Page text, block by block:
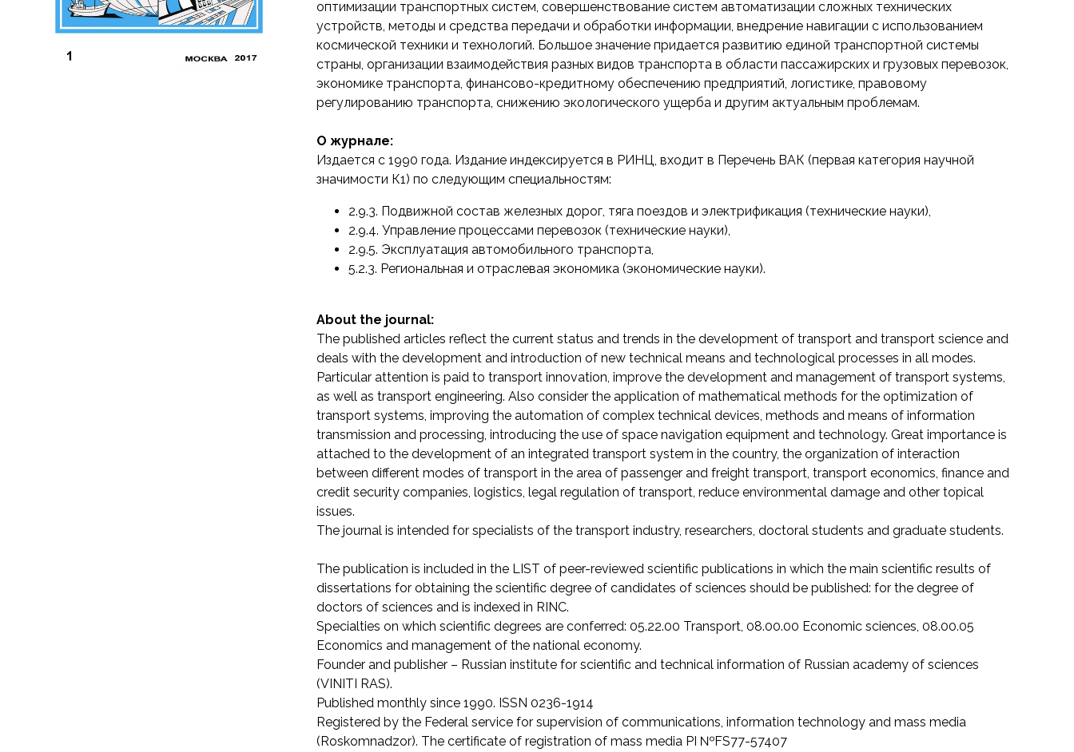
оптимизации транспортных систем, совершенствование систем автоматизации сложных технических
устройств, методы и средства передачи и обработки информации, внедрение навигации с использованием
космической техники и технологий. Большое значение придается развитию единой транспортной системы
страны, организации взаимодействия разных видов транспорта в области пассажирских и грузовых перевозок,
экономике транспорта, финансово-кредитному обеспечению предприятий, логистике, правовому
регулированию транспорта, снижению экологического ущерба и другим актуальным проблемам.
О журнале:
Издается с 1990 года. Издание индексируется в РИНЦ, входит в Перечень ВАК (первая категория научной
значимости К1) по следующим специальностям:
2.9.3. Подвижной состав железных дорог, тяга поездов и электрификация (технические науки),
2.9.4. Управление процессами перевозок (технические науки),
2.9.5. Эксплуатация автомобильного транспорта,
5.2.3. Региональная и отраслевая экономика (экономические науки).
About the journal:
The published articles reflect the current status and trends in the development of transport and transport science and
deals with the development and introduction of new technical means and technological processes in all modes.
Particular attention is paid to transport innovation, improve the development and management of transport systems,
as well as transport engineering. Also consider the application of mathematical methods for the optimization of
transport systems, improving the automation of complex technical devices, methods and means of information
transmission and processing, introducing the use of space navigation equipment and technology. Great importance is
attached to the development of an integrated transport system in the country, the organization of interaction
between different modes of transport in the area of passenger and freight transport, transport economics, finance and
credit security companies, logistics, legal regulation of transport, reduce environmental damage and other topical
issues.
The journal is intended for specialists of the transport industry, researchers, doctoral students and graduate students.
The publication is included in the LIST of peer-reviewed scientific publications in which the main scientific results of
dissertations for obtaining the scientific degree of candidates of sciences should be published: for the degree of
doctors of sciences and is indexed in RINC.
Specialties on which scientific degrees are conferred: 05.22.00 Transport, 08.00.00 Economic sciences, 08.00.05
Economics and management of the national economy.
Founder and publisher – Russian institute for scientific and technical information of Russian academy of sciences
(VINITI RAS).
Published monthly since 1990. ISSN 0236-1914
Registered by the Federal service for supervision of communications, information technology and mass media
(Roskomnadzor). The certificate of registration of mass media PI №FS77-57407